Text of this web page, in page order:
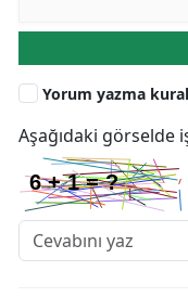
Yorum yazma
Aşağıdaki görselde